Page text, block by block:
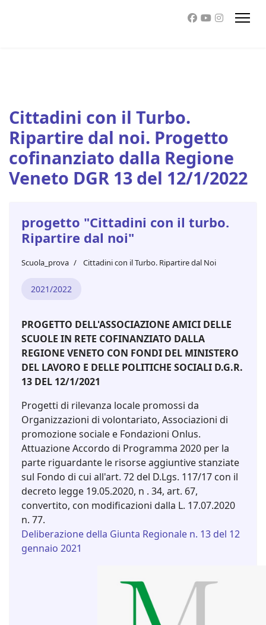
Cittadini con il Turbo.
Ripartire dal noi. Progetto
cofinanziato dalla Regione
Veneto DGR 13 del 12/1/2022
progetto "Cittadini con il turbo.
Ripartire dal noi"
Scuola_prova Cittadini con il Turbo. Ripartire dal Noi
2021/2022
PROGETTO DELL'ASSOCIAZIONE AMICI DELLE
SCUOLE IN RETE COFINANZIATO DALLA
REGIONE VENETO CON FONDI DEL MINISTERO
DEL LAVORO E DELLE POLITICHE SOCIALI D.G.R.
13 DEL 12/1/2021
Progetti di rilevanza locale promossi da
Organizzazioni di volontariato, Associazioni di
promozione sociale e Fondazioni Onlus.
Attuazione Accordo di Programma 2020 per la
parte riguardante le risorse aggiuntive stanziate
sul Fondo di cui all'art. 72 del D.Lgs. 117/17 con il
decreto legge 19.05.2020, n . 34, art. 67,
convertito, con modificazioni dalla L. 17.07.2020
n. 77.
Deliberazione della Giunta Regionale n. 13 del 12
gennaio 2021